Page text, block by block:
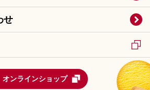
せ
オンラインショップ